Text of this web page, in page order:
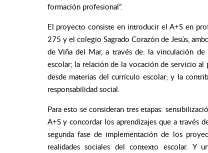
formación profesional”.
El proyecto consiste en introducir el A+S en
275 y el colegio Sagrado Corazón de Jesús,
de Viña del Mar, a través de: la vinculación
escolar; la relación de la vocación de servicio
desde materias del currículo escolar; y la
responsabilidad social.
Para esto se consideran tres etapas:
A+S y concordar los aprendizajes que a través
segunda fase de implementación de los
realidades sociales del contexto escolar. Y